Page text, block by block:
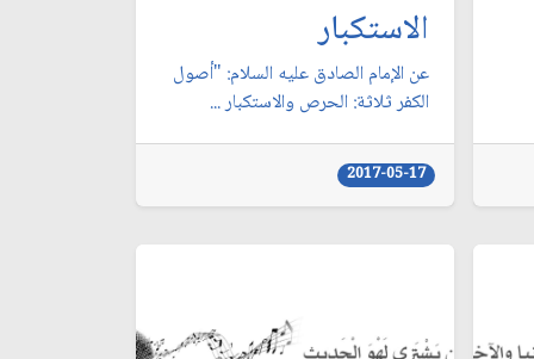
الاستكبار
عن الإمام الصادق عليه السلام: "أصول
الكفر ثلاثة: الحرص والاستكبار ...
2017-05-17